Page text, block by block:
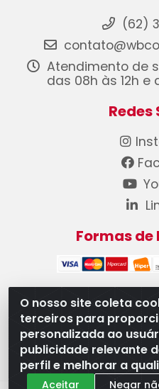
O nosso site coleta
terceiros para
personalizada ao
publicidade relevante
perfil e melhorar a
Aceitar Negar
(62)
Atendimento de
das 08h às 12h e
Redes
Formas
WB Componentes
08.528.393/0001-12 -
Oeste Industrial,